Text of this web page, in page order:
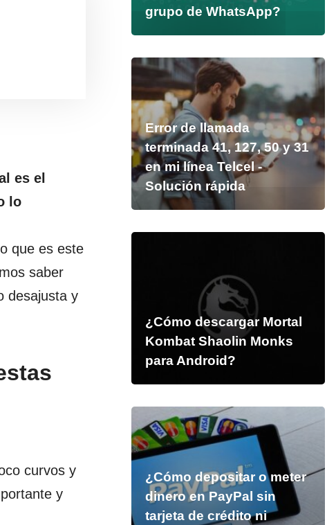
es el
lo
que es este
saber
desajusta y
curvos y
y
grupo de WhatsApp?
Error de llamada
terminada 41, 127, 50 y 31
en mi línea Telcel -
Solución rápida
¿Cómo descargar Mortal
Kombat Shaolin Monks
para Android?
¿Cómo depositar o meter
dinero en PayPal sin
tarjeta de crédito ni